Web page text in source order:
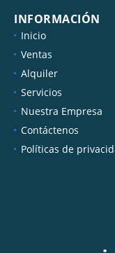
INFORMACIÓN
Inicio
Ventas
Alquiler
Servicios
Nuestra Empresa
Contáctenos
Políticas de